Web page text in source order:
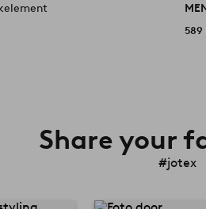
589
Share your
#jotex